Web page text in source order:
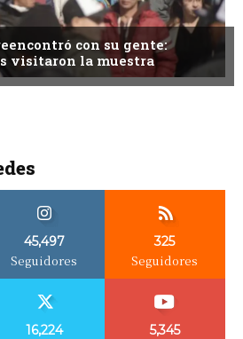
con su gente:
visitaron la muestra
45,497
Seguidores
325
Seguidores
16,224 5,345